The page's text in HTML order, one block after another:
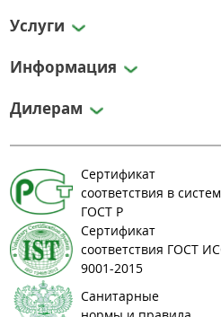
Услуги
Информация
Дилерам
Сертификат
соответствия в
ГОСТ Р
Сертификат
соответствия ГОСТ
9001-2015
Санитарные